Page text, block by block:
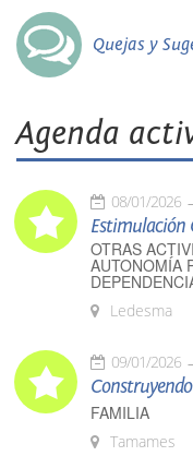
Quejas y
Agenda
08/01/2026
Estimulación
OTRAS
AUTONOMÍA
Ledesma
09/01/2026
FAMILIA
Tamames